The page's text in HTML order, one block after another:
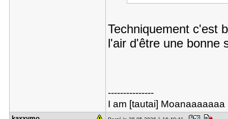
Techniquement c'est
l'air d'être une bonne
---------------
I am [tautai]